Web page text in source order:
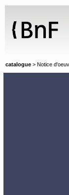
catalogue > Notice